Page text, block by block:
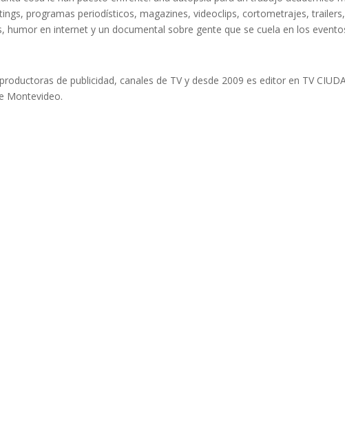
programas periodísticos, magazines, videoclips, cortometrajes,
humor en internet y un documental sobre gente que se cuela en los
de publicidad, canales de TV y desde 2009 es editor en TV
Montevideo.